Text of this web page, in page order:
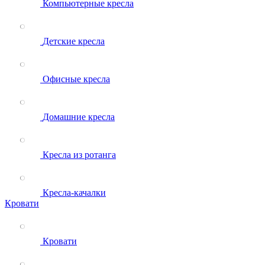
Компьютерные кресла
Детские кресла
Офисные кресла
Домашние кресла
Кресла из ротанга
Кресла-качалки
Кровати
Кровати